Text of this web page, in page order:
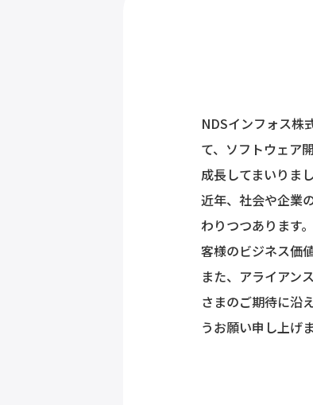
NDSインフォス株
て、ソフトウェア
成長してまいりまし
近年、社会や企業
わりつつあります
客様のビジネス価
また、アライアン
さまのご期待に沿
うお願い申し上げま